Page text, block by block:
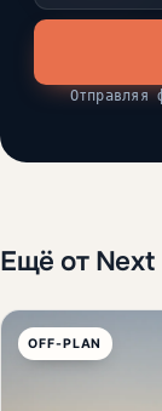
Отправляя
Ещё от Next
OFF-PLAN